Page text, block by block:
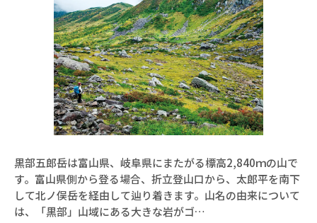
黒部五郎岳は富山県、岐阜県にまたがる標高2,840ｍの山で
す。富山県側から登る場合、折立登山口から、太郎平を南下
して北ノ俣岳を経由して辿り着きます。山名の由来について
は、「黒部」山域にある大きな岩がゴ…